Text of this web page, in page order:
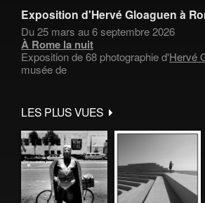
Exposition d'Hervé Gloaguen à
Du 25 mars au 6 septembre 2026
À Rome la nuit
Exposition de 68 photographie d'Hervé
musée de
LES PLUS VUES